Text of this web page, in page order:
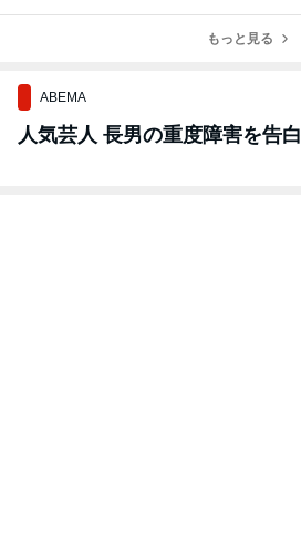
もっと見る
ABEMA
人気芸人 長男の重度障害を告白